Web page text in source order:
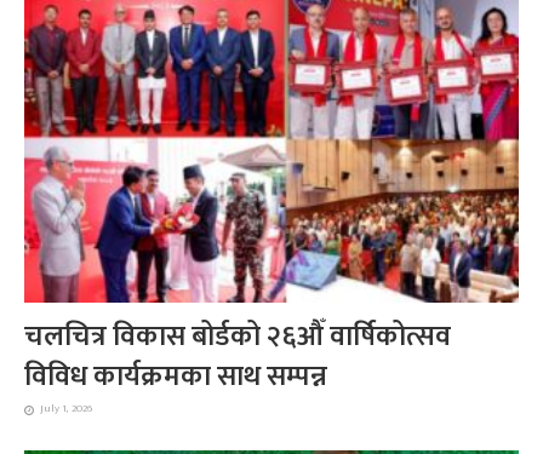
चलचित्र विकास बोर्डको २६औँ वार्षिकोत्सव
विविध कार्यक्रमका साथ सम्पन्न
July 1, 2026